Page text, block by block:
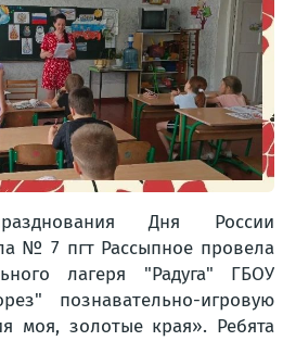
Дня России
№ 7 пгт Рассыпное провела
лагеря "Радуга" ГБОУ
познавательно-игровую
моя, золотые края». Ребята